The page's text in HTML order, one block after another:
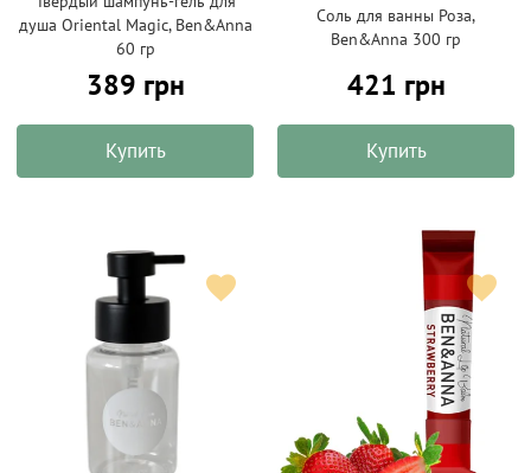
душа Oriental Magic, Ben&Anna
60 гр
389 грн
Купить
Соль для ванны Роза,
Ben&Anna 300 гр
421 грн
Купить